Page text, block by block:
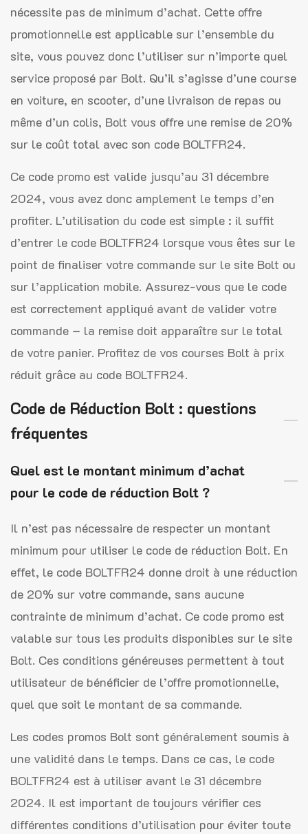
nécessite pas de minimum d’achat. Cette offre
promotionnelle est applicable sur l’ensemble du
site, vous pouvez donc l’utiliser sur n’importe quel
service proposé par Bolt. Qu’il s’agisse d’une course
en voiture, en scooter, d’une livraison de repas ou
même d’un colis, Bolt vous offre une remise de 20%
sur le coût total avec son code BOLTFR24.
Ce code promo est valide jusqu’au 31 décembre
2024, vous avez donc amplement le temps d’en
profiter. L’utilisation du code est simple : il suffit
d’entrer le code BOLTFR24 lorsque vous êtes sur le
point de finaliser votre commande sur le site Bolt ou
sur l’application mobile. Assurez-vous que le code
est correctement appliqué avant de valider votre
commande – la remise doit apparaître sur le total
de votre panier. Profitez de vos courses Bolt à prix
réduit grâce au code BOLTFR24.
Code de Réduction Bolt : questions
fréquentes
Quel est le montant minimum d’achat
pour le code de réduction Bolt ?
Il n’est pas nécessaire de respecter un montant
minimum pour utiliser le code de réduction Bolt. En
effet, le code BOLTFR24 donne droit à une réduction
de 20% sur votre commande, sans aucune
contrainte de minimum d’achat. Ce code promo est
valable sur tous les produits disponibles sur le site
Bolt. Ces conditions généreuses permettent à tout
utilisateur de bénéficier de l’offre promotionnelle,
quel que soit le montant de sa commande.
Les codes promos Bolt sont généralement soumis à
une validité dans le temps. Dans ce cas, le code
BOLTFR24 est à utiliser avant le 31 décembre
2024. Il est important de toujours vérifier ces
différentes conditions d’utilisation pour éviter toute